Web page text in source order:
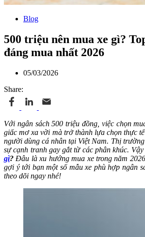
Blog
500 triệu nên mua xe gì?
đáng mua nhất 2026
05/03/2026
Share:
Với ngân sách 500 triệu đồng, việc chọn
giấc mơ xa vời mà trở thành lựa chọn thực
người dùng cá nhân tại Việt Nam. Thị
sự cạnh tranh gay gắt từ các phân khúc. Vậy
gì? Đâu là xu hướng mua xe trong năm
gợi ý tới bạn một số mẫu xe phù hợp ngân
theo dõi ngay nhé!